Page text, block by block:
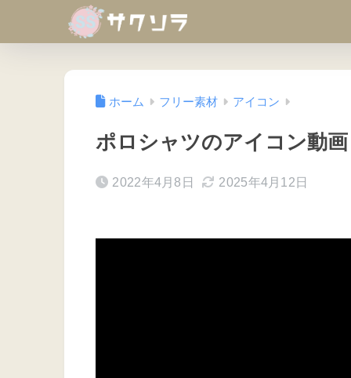
ホーム フリー素材 アイコン
ポロシャツのアイコン動
2022年4月8日 2025年4月12日